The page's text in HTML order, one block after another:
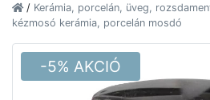
/ Kerámia, porcelán, üveg,
kézmosó kerámia, porcelán mosdó
-5% AKCIÓ